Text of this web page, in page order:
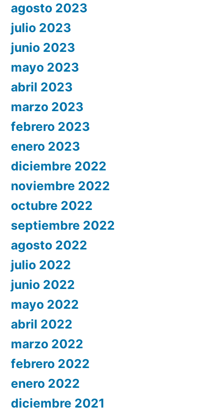
agosto 2023
julio 2023
junio 2023
mayo 2023
abril 2023
marzo 2023
febrero 2023
enero 2023
diciembre 2022
noviembre 2022
octubre 2022
septiembre 2022
agosto 2022
julio 2022
junio 2022
mayo 2022
abril 2022
marzo 2022
febrero 2022
enero 2022
diciembre 2021